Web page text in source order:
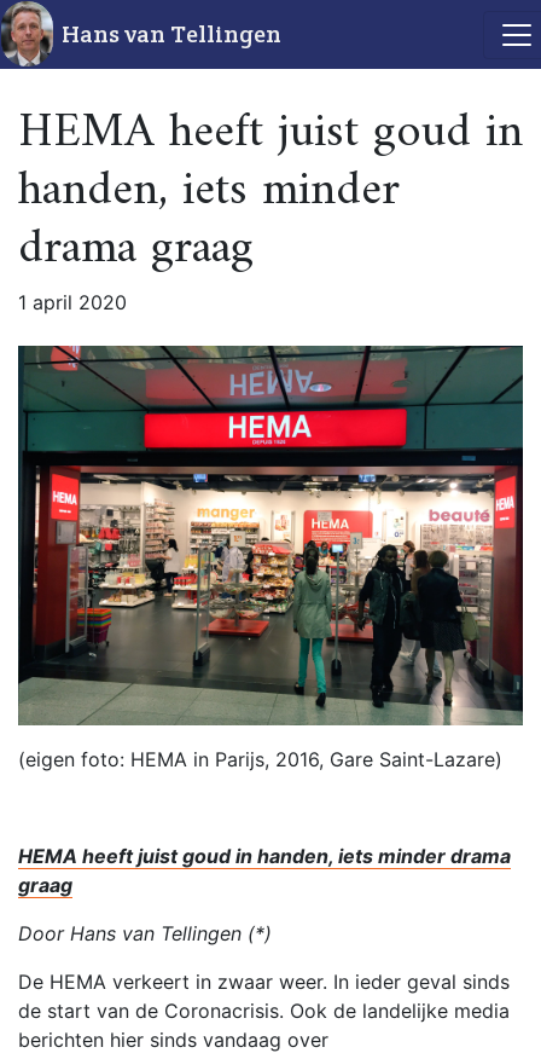
Hans van Tellingen
HEMA heeft juist goud in
handen, iets minder
drama graag
1 april 2020
(eigen foto: HEMA in Parijs, 2016, Gare Saint-Lazare)
HEMA heeft juist goud in handen, iets minder drama
graag
Door Hans van Tellingen (*)
De HEMA verkeert in zwaar weer. In ieder geval sinds
de start van de Coronacrisis. Ook de landelijke media
berichten hier sinds vandaag over